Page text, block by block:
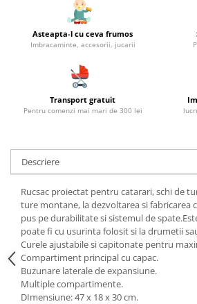
Asteapta-l cu ceva frumos
Imbracaminte, accesorii, jucarii
Transport gratuit
Pentru comenzi mai mari de 300 lei
Descriere
Rucsac proiectat pentru catarari, schi de
ture montane, la dezvoltarea si fabricarea
pus pe durabilitate si sistemul de
poate fi cu usurinta folosit si la drumetii
Curele ajustabile si capitonate pentru
Compartiment principal cu capac.
Buzunare laterale de expansiune.
Multiple compartimente.
DImensiune: 47 x 18 x 30 cm.